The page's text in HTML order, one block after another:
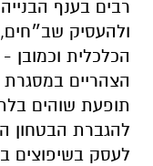
רבים בענף
ולהעסיק
הכלכלית וכמובן
הצהריים במסגרת
תופעת שוהים
להגברת הבטחון
לעסק בשיפוצים